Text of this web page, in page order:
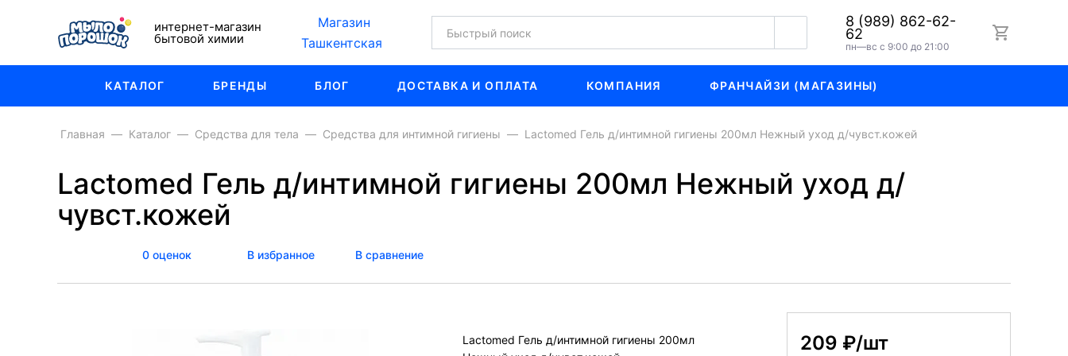
интернет-магазин
бытовой химии
Магазин
Ташкентская
8 (989) 862-62-
62
пн—вс с 9:00 до 21:00
КАТАЛОГ БРЕНДЫ БЛОГ ДОСТАВКА И ОПЛАТА КОМПАНИЯ ФРАНЧАЙЗИ (МАГАЗИНЫ)
Главная Каталог Средства для тела Средства для интимной гигиены Lactomed Гель д/интимной гигиены 200мл Нежный уход д/чувст.кожей
Lactomed Гель д/интимной гигиены 200мл Нежный уход д/
чувст.кожей
0 оценок В избранное В сравнение
Lactomed Гель д/интимной гигиены 200мл
209 ₽/шт